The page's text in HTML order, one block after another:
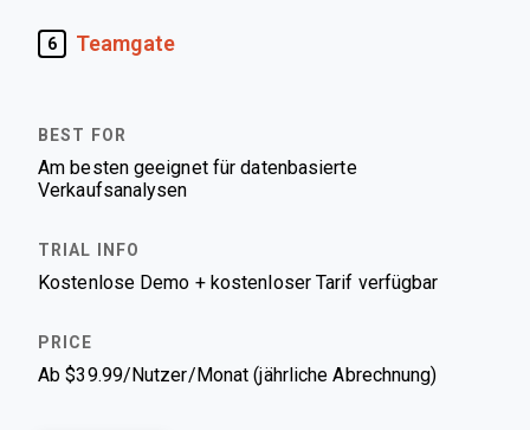
6 Teamgate
Am besten geeignet für datenbasierte
Verkaufsanalysen
Kostenlose Demo + kostenloser Tarif verfügbar
Ab $39.99/Nutzer/Monat (jährliche Abrechnung)